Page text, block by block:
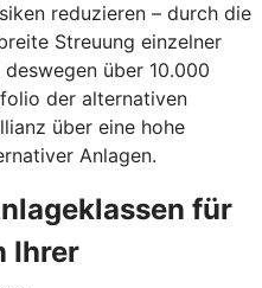
reduzieren – durch die
Streuung einzelner
über 10.000
der alternativen
über eine hohe
Anlagen.
für
Ihrer